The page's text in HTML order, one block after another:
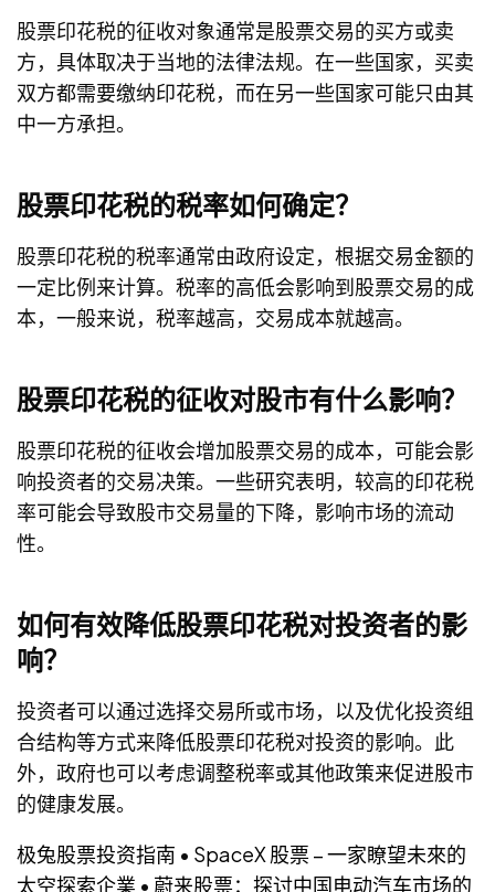
股票印花税的征收对象通常是股票交易的买方或卖
方，具体取决于当地的法律法规。在一些国家，买卖
双方都需要缴纳印花税，而在另一些国家可能只由其
中一方承担。
股票印花税的税率如何确定？
股票印花税的税率通常由政府设定，根据交易金额的
一定比例来计算。税率的高低会影响到股票交易的成
本，一般来说，税率越高，交易成本就越高。
股票印花税的征收对股市有什么影响？
股票印花税的征收会增加股票交易的成本，可能会影
响投资者的交易决策。一些研究表明，较高的印花税
率可能会导致股市交易量的下降，影响市场的流动
性。
如何有效降低股票印花税对投资者的影
响？
投资者可以通过选择交易所或市场，以及优化投资组
合结构等方式来降低股票印花税对投资的影响。此
外，政府也可以考虑调整税率或其他政策来促进股市
的健康发展。
极兔股票投资指南 • SpaceX 股票 – 一家瞭望未來的
太空探索企業 • 蔚来股票：探讨中国电动汽车市场的